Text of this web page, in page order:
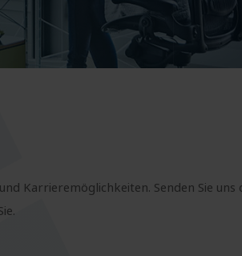
Karrieremöglichkeiten. Senden Sie uns